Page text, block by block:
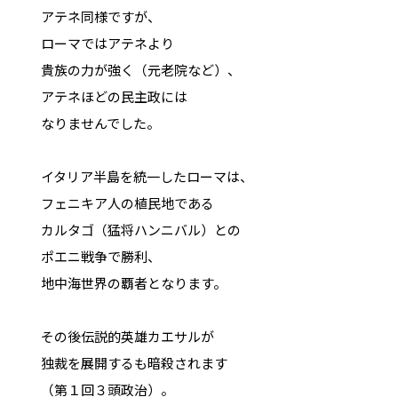
アテネ同様ですが、
ローマではアテネより
貴族の力が強く（元老院など）、
アテネほどの民主政には
なりませんでした。
イタリア半島を統一したローマは、
フェニキア人の植民地である
カルタゴ（猛将ハンニバル）との
ポエニ戦争で勝利、
地中海世界の覇者となります。
その後伝説的英雄カエサルが
独裁を展開するも暗殺されます
（第１回３頭政治）。